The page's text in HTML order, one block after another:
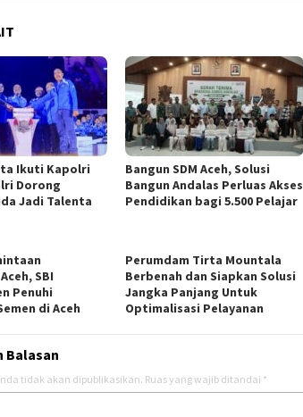
Ikuti Kapolri
Dorong
Jadi Talenta
Bangun SDM Aceh, Solusi
Bangun Andalas Perluas Akses
Pendidikan bagi 5.500 Pelajar
SBI
Penuhi
di Aceh
Perumdam Tirta Mountala
Berbenah dan Siapkan Solusi
Jangka Panjang Untuk
Optimalisasi Pelayanan
Balasan
tidak akan dipublikasikan. Ruas yang wajib ditandai *